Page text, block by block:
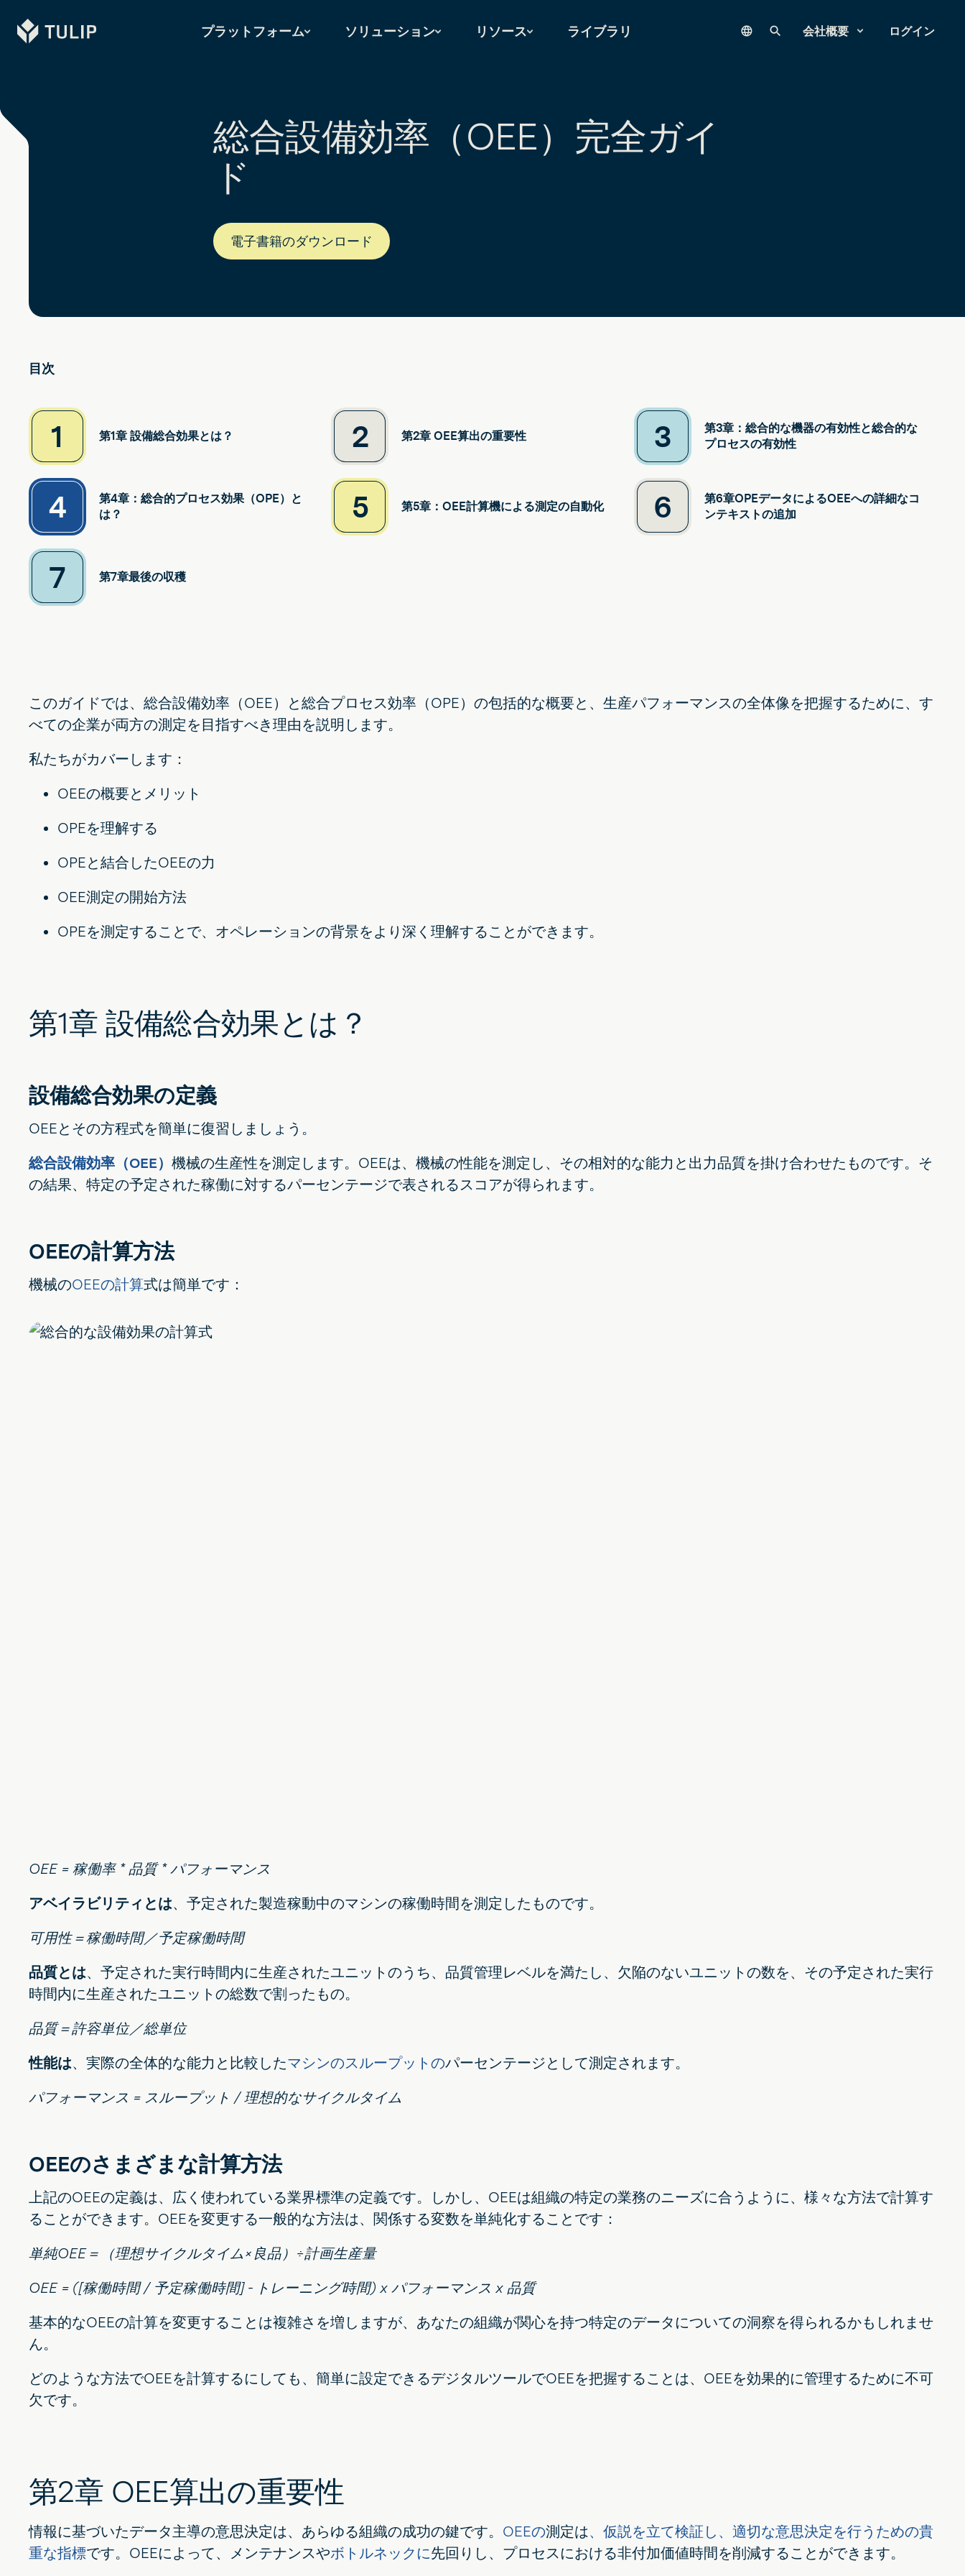
Tulip プラットフォーム ソリューション リソース ライブラリ Languageサイト内検索
会社概要 ログイン
総合設備効率（OEE）完全ガイ
ド
電子書籍のダウンロード
目次
1 第1章 設備総合効果とは？ 2 第2章 OEE算出の重要性 3
第3章：総合的な機器の有効性と総合的な
プロセスの有効性
4
第4章：総合的プロセス効果（OPE）と
は？
5 第5章：OEE計算機による測定の自動化 6
第6章OPEデータによるOEEへの詳細なコ
ンテキストの追加
7 第7章最後の収穫
このガイドでは、総合設備効率（OEE）と総合プロセス効率（OPE）の包括的な概要と、生産パフォーマンスの全体像を把握するために、す
べての企業が両方の測定を目指すべき理由を説明します。
私たちがカバーします：
OEEの概要とメリット
OPEを理解する
OPEと結合したOEEの力
OEE測定の開始方法
OPEを測定することで、オペレーションの背景をより深く理解することができます。
第1章 設備総合効果とは？
設備総合効果の定義
OEEとその方程式を簡単に復習しましょう。
総合設備効率（OEE） 機械の生産性を測定します。OEEは、機械の性能を測定し、その相対的な能力と出力品質を掛け合わせたものです。そ
の結果、特定の予定された稼働に対するパーセンテージで表されるスコアが得られます。
OEEの計算方法
機械のOEEの計算式は簡単です：
OEE = 稼働率 * 品質 * パフォーマンス
アベイラビリティとは、予定された製造稼動中のマシンの稼働時間を測定したものです。
可用性＝稼働時間／予定稼働時間
品質とは、予定された実行時間内に生産されたユニットのうち、品質管理レベルを満たし、欠陥のないユニットの数を、その予定された実行
時間内に生産されたユニットの総数で割ったもの。
品質＝許容単位／総単位
性能は、実際の全体的な能力と比較したマシンのスループットのパーセンテージとして測定されます。
パフォーマンス = スループット / 理想的なサイクルタイム
OEEのさまざまな計算方法
上記のOEEの定義は、広く使われている業界標準の定義です。しかし、OEEは組織の特定の業務のニーズに合うように、様々な方法で計算す
ることができます。OEEを変更する一般的な方法は、関係する変数を単純化することです：
単純OEE＝（理想サイクルタイム×良品）÷計画生産量
OEE = ([稼働時間 / 予定稼働時間] - トレーニング時間) x パフォーマンス x 品質
基本的なOEEの計算を変更することは複雑さを増しますが、あなたの組織が関心を持つ特定のデータについての洞察を得られるかもしれませ
ん。
どのような方法でOEEを計算するにしても、簡単に設定できるデジタルツールでOEEを把握することは、OEEを効果的に管理するために不可
欠です。
第2章 OEE算出の重要性
情報に基づいたデータ主導の意思決定は、あらゆる組織の成功の鍵です。 OEEの測定は、仮説を立て検証し、適切な意思決定を行うための貴
重な指標です。OEEによって、メンテナンスやボトルネックに先回りし、プロセスにおける非付加価値時間を削減することができます。